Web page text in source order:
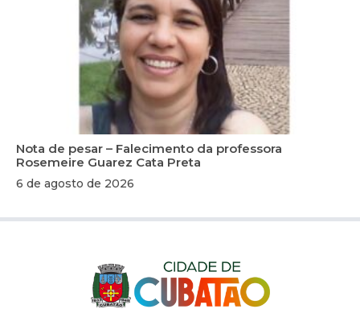
Nota de pesar – Falecimento da professora
Rosemeire Guarez Cata Preta
6 de agosto de 2026